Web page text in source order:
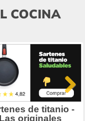
COCINA